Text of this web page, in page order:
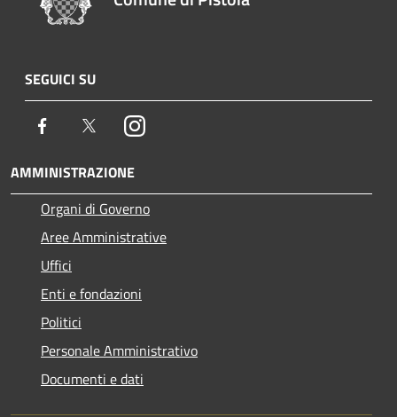
SEGUICI SU
Facebook TwitterInstagram
AMMINISTRAZIONE
Organi di Governo
Aree Amministrative
Uffici
Enti e fondazioni
Politici
Personale Amministrativo
Documenti e dati